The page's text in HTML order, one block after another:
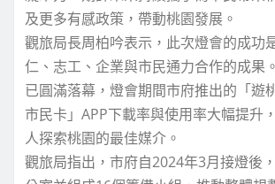
及更多有感政策，帶動桃園發展。
觀旅局長周柏吟表示，此次燈會的成功
仁、志工、企業與市民通力合作的成果
已圓滿落幕，燈會期間市府推出的「遊
市民卡」APP下載率與使用率大幅提升
人探索桃園的最佳媒介。
觀旅局指出，市府自2024年3月接燈後